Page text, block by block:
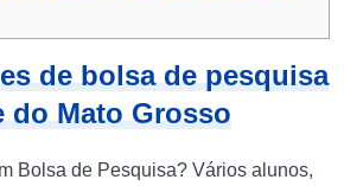
de bolsa de pesquisa
do Mato Grosso
Bolsa de Pesquisa? Vários alunos,